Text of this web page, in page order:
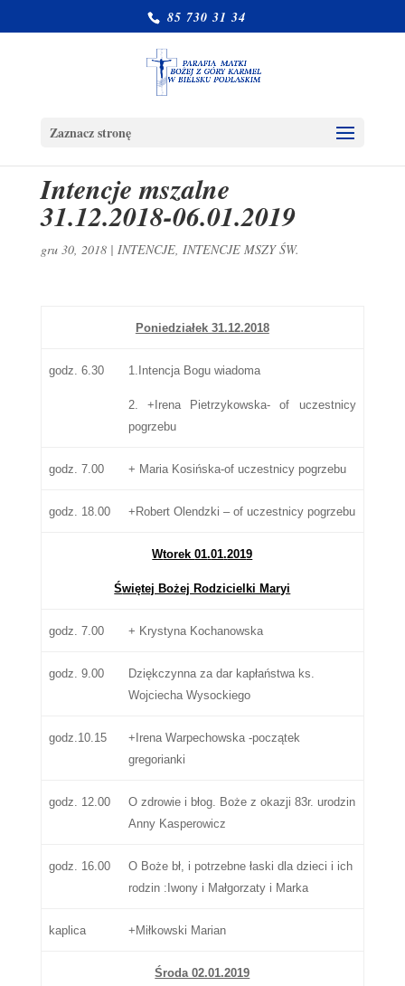
85 730 31 34
Zaznacz stronę
Intencje mszalne
31.12.2018-06.01.2019
gru 30, 2018| INTENCJE, INTENCJE MSZY ŚW.
Poniedziałek 31.12.2018
godz. 6.30 1.Intencja Bogu wiadoma
2. +Irena Pietrzykowska- of uczestnicy
pogrzebu
godz. 7.00 + Maria Kosińska-of uczestnicy pogrzebu
godz. 18.00 +Robert Olendzki – of uczestnicy pogrzebu
Wtorek01.01.2019
Świętej Bożej Rodzicielki Maryi
godz. 7.00 + Krystyna Kochanowska
godz. 9.00
Dziękczynna za dar kapłaństwa ks.
Wojciecha Wysockiego
godz.10.15
+Irena Warpechowska -początek
gregorianki
godz. 12.00
O zdrowie i błog. Boże z okazji 83r. urodzin
Anny Kasperowicz
godz. 16.00
O Boże bł, i potrzebne łaski dla dzieci i ich
rodzin :Iwony i Małgorzaty i Marka
kaplica +Miłkowski Marian
Środa 02.01.2019